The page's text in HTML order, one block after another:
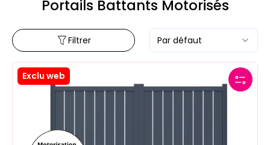
Portails Battants Motorisés
Filtrer Par défaut
Exclu web